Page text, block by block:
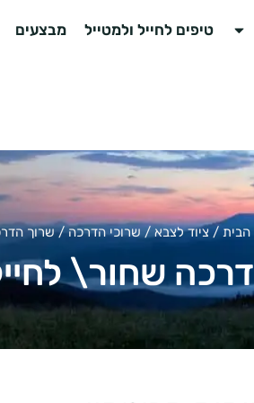
טיפים לחייל ולמטייל מבצעים
הבית/ ציוד לצבא/שרוכי הדרכה/ שרוך
שחור\